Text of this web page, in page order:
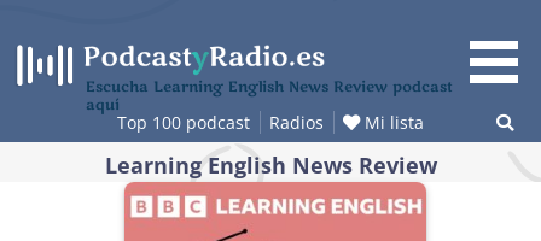
contenido
Escucha Learning English News Review podcast
aquí
Top 100 podcast Radios Mi lista
Learning English News Review